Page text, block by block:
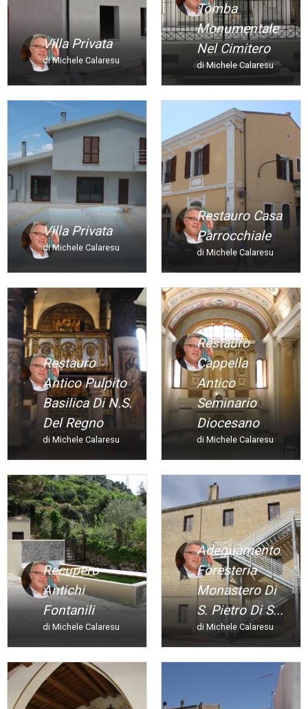
Villa Privata
di Michele Calaresu
Tomba
Monumentale
Nel Cimitero
di Michele Calaresu
Villa Privata
di Michele Calaresu
Restauro Casa
Parrocchiale
di Michele Calaresu
Restauro
Antico Pulpito
Basilica Di N.s.
Del Regno
di Michele Calaresu
Restauro
Cappella
Antico
Seminario
Diocesano
di Michele Calaresu
Recupero
Antichi
Fontanili
di Michele Calaresu
Adeguamento
Foresteria
Monastero Di
S. Pietro Di S...
di Michele Calaresu